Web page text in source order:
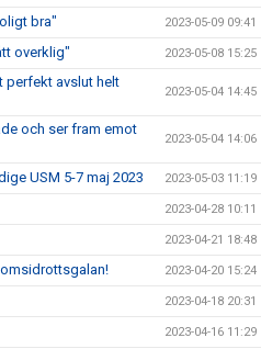
bra" 2023-05-09 09:41
overklig" 2023-05-08 15:25
perfekt avslut helt
2023-05-04 14:45
och ser fram emot
2023-05-04 14:06
USM 5-7 maj 2023 2023-05-03 11:19
2023-04-28 10:11
2023-04-21 18:48
2023-04-20 15:24
2023-04-18 20:31
2023-04-16 11:29